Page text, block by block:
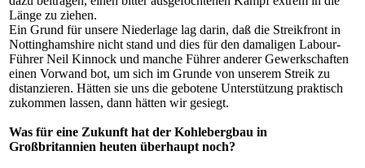
Länge zu ziehen.
Ein Grund für unsere Niederlage lag darin, daß die Streikfront in
Nottinghamshire nicht stand und dies für den damaligen Labour-
Führer Neil Kinnock und manche Führer anderer Gewerkschaften
einen Vorwand bot, um sich im Grunde von unserem Streik zu
distanzieren. Hätten sie uns die gebotene Unterstützung praktisch
zukommen lassen, dann hätten wir gesiegt.
Was für eine Zukunft hat der Kohlebergbau in
Großbritannien heuten überhaupt noch?